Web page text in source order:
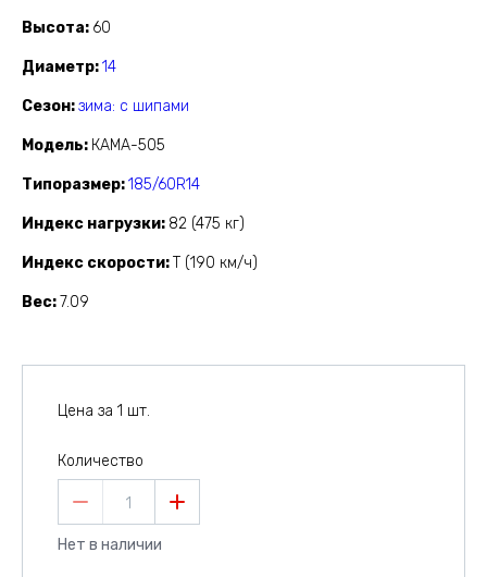
Высота 60
Диаметр 14
Сезон зима: с шипами
Модель КАМА-505
Типоразмер 185/60R14
Индекс нагрузки 82 (475 кг)
Индекс скорости T (190 км/ч)
Вес 7.09
Цена за 1 шт.
Количество
1
Нет в наличии